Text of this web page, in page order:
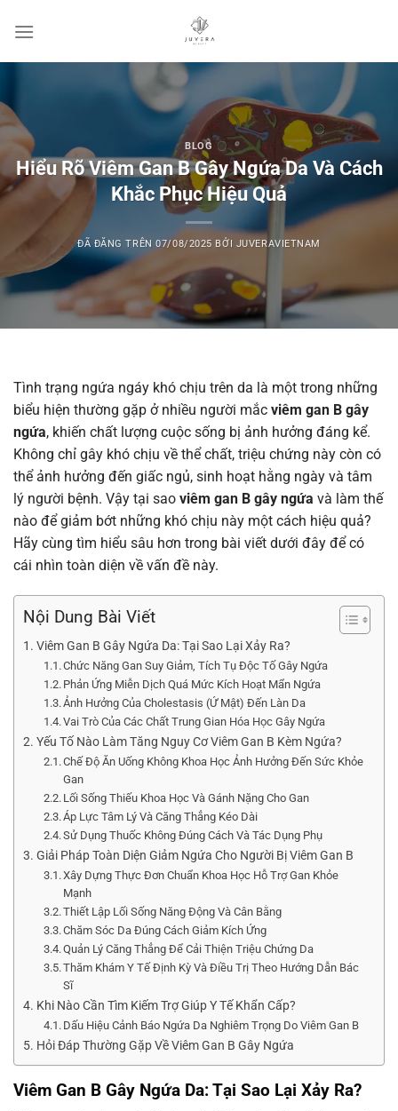
đến
BLOG
Hiểu Rõ Viêm Gan B Gây Ngứa Da Và Cách
Khắc Phục Hiệu Quả
ĐÃ ĐĂNG TRÊN07/08/2025 BỞI JUVERAVIETNAM
Tình trạng ngứa ngáy khó chịu trên da là một trong những
biểu hiện thường gặp ở nhiều người mắc viêm gan B gây
ngứa, khiến chất lượng cuộc sống bị ảnh hưởng đáng kể.
Không chỉ gây khó chịu về thể chất, triệu chứng này còn có
thể ảnh hưởng đến giấc ngủ, sinh hoạt hằng ngày và tâm
lý người bệnh. Vậy tại sao viêm gan B gây ngứa và làm thế
nào để giảm bớt những khó chịu này một cách hiệu quả?
Hãy cùng tìm hiểu sâu hơn trong bài viết dưới đây để có
cái nhìn toàn diện về vấn đề này.
Nội Dung Bài Viết
Viêm Gan B Gây Ngứa Da: Tại Sao Lại Xảy Ra?
Chức Năng Gan Suy Giảm, Tích Tụ Độc Tố Gây Ngứa
Phản Ứng Miễn Dịch Quá Mức Kích Hoạt Mẩn Ngứa
Ảnh Hưởng Của Cholestasis (Ứ Mật) Đến Làn Da
Vai Trò Của Các Chất Trung Gian Hóa Học Gây Ngứa
Yếu Tố Nào Làm Tăng Nguy Cơ Viêm Gan B Kèm Ngứa?
Chế Độ Ăn Uống Không Khoa Học Ảnh Hưởng Đến Sức Khỏe
Gan
Lối Sống Thiếu Khoa Học Và Gánh Nặng Cho Gan
Áp Lực Tâm Lý Và Căng Thẳng Kéo Dài
Sử Dụng Thuốc Không Đúng Cách Và Tác Dụng Phụ
Giải Pháp Toàn Diện Giảm Ngứa Cho Người Bị Viêm Gan B
Xây Dựng Thực Đơn Chuẩn Khoa Học Hỗ Trợ Gan Khỏe
Mạnh
Thiết Lập Lối Sống Năng Động Và Cân Bằng
Chăm Sóc Da Đúng Cách Giảm Kích Ứng
Quản Lý Căng Thẳng Để Cải Thiện Triệu Chứng Da
Thăm Khám Y Tế Định Kỳ Và Điều Trị Theo Hướng Dẫn Bác
Sĩ
Khi Nào Cần Tìm Kiếm Trợ Giúp Y Tế Khẩn Cấp?
Dấu Hiệu Cảnh Báo Ngứa Da Nghiêm Trọng Do Viêm Gan B
Hỏi Đáp Thường Gặp Về Viêm Gan B Gây Ngứa
Viêm Gan B Gây Ngứa Da: Tại Sao Lại Xảy Ra?